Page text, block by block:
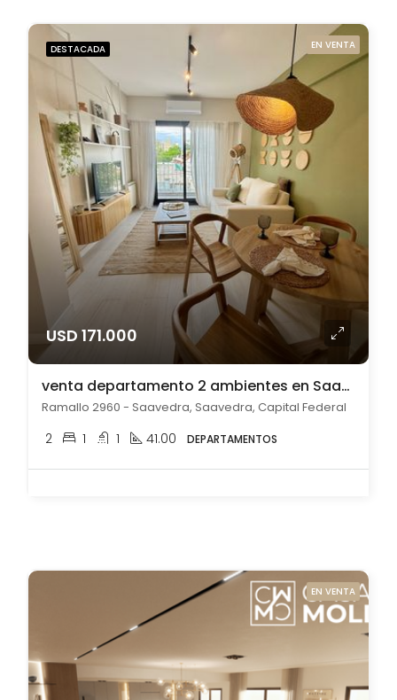
DESTACADA EN VENTA
USD 171.000
venta departamento 2 ambientes en Saavedra
Ramallo 2960 - Saavedra, Saavedra, Capital Federal
2 1 1 41.00 DEPARTAMENTOS
EN VENTA